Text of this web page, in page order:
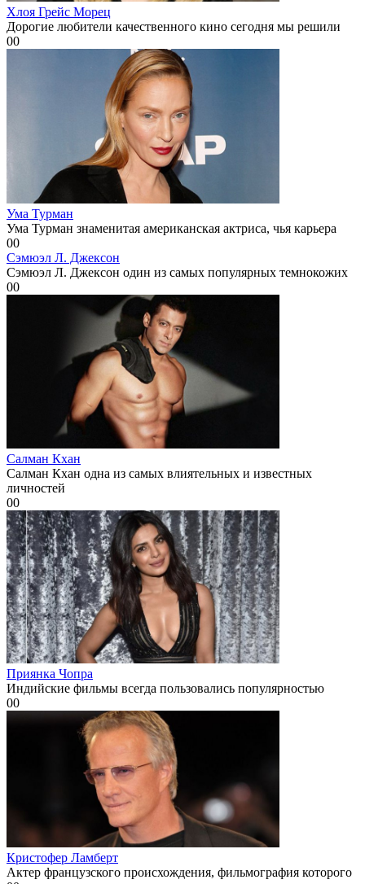
Хлоя Грейс Морец
Дорогие любители качественного кино сегодня мы решили
00
Ума Турман
Ума Турман знаменитая американская актриса, чья карьера
00
Сэмюэл Л. Джексон
Сэмюэл Л. Джексон один из самых популярных темнокожих
00
Салман Кхан
Салман Кхан одна из самых влиятельных и известных
личностей
00
Приянка Чопра
Индийские фильмы всегда пользовались популярностью
00
Кристофер Ламберт
Актер французского происхождения, фильмография которого